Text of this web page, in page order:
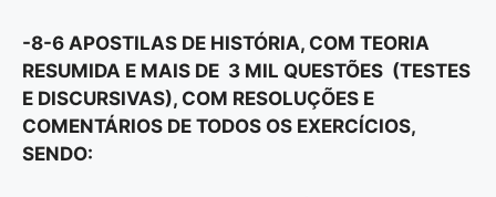
-8-6 APOSTILAS DE HISTÓRIA, COM TEORIA
RESUMIDA E MAIS DE 3 MIL QUESTÕES (TESTES
E DISCURSIVAS), COM RESOLUÇÕES E
COMENTÁRIOS DE TODOS OS EXERCÍCIOS,
SENDO: